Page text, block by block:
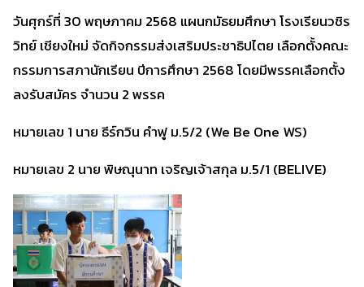
วันศุกร์ที่ 30 พฤษภาคม 2568 แผนกมัธยมศึกษา โรงเรียนวชิร
วิทย์ เชียงใหม่ จัดกิจกรรมส่งเสริมประชาธิปไตย เลือกตั้งคณะ
กรรมการสภานักเรียน ปีการศึกษา 2568 โดยมีพรรคเลือกตั้ง
ลงรับสมัคร จำนวน 2 พรรค
หมายเลข 1 นาย ธีร์กวิน คำฟู ม.5/2 (We Be One WS)
หมายเลข 2 นาย พิษณุนาท เจริญเจ้าสกุล ม.5/1 (BELIVE)